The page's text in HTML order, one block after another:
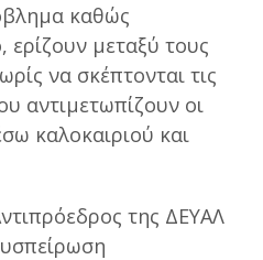
καθώς
ερίζουν μεταξύ τους
να σκέπτονται τις
αντιμετωπίζουν οι
καλοκαιριού και
της ΔΕΥΑΛ